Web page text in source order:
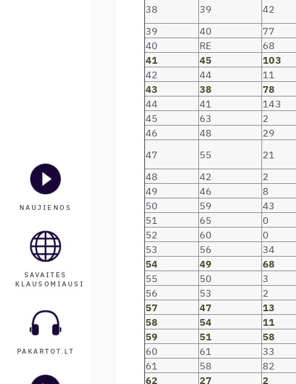
NAUJIENOS
SAVAITĖS
KLAUSOMIAUSI
PAKARTOT.LT
38
39 42
39
40 77
40
RE 68
41 45 103
42 44 11
43 38 78
44 41 143
45
63 2
46
48 29
47
55 21
48
42 2
49
46 8
50
59 43
51
65 0
52
60 0
53
56 34
54 49 68
55 50 3
56
53 2
57 47 13
58
54 11
59
51 58
60 61 33
61
58 82
62 27 2